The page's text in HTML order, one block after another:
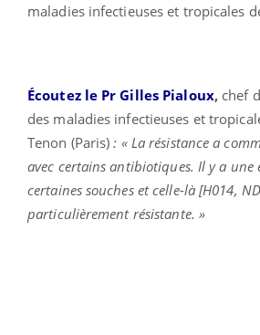
maladies infectieuses et tropicales
Écoutez le Pr Gilles Pialoux,chef
des maladies infectieuses et
Tenon (Paris) : « La résistance a
avec certains antibiotiques. Il y a une
certaines souches et celle-là [H014,
particulièrement résistante. »